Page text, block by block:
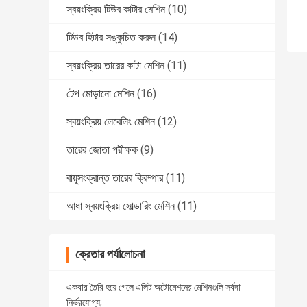
স্বয়ংক্রিয় টিউব কাটার মেশিন (10)
টিউব হিটার সঙ্কুচিত করুন (14)
স্বয়ংক্রিয় তারের কাটা মেশিন (11)
টেপ মোড়ানো মেশিন (16)
স্বয়ংক্রিয় লেবেলিং মেশিন (12)
তারের জোতা পরীক্ষক (9)
বায়ুসংক্রান্ত তারের ক্রিম্পার (11)
আধা স্বয়ংক্রিয় সোল্ডারিং মেশিন (11)
ক্রেতার পর্যালোচনা
একবার তৈরি হয়ে গেলে এলিট অটোমেশনের মেশিনগুলি সর্বদা
নির্ভরযোগ্য;